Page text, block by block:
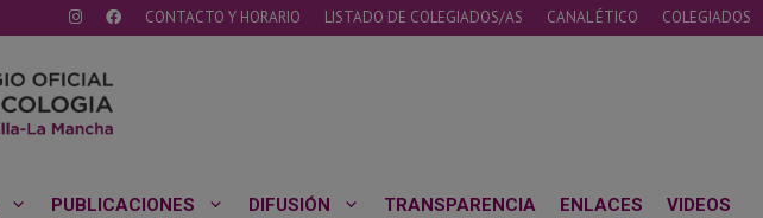
CONTACTO Y HORARIO LISTADO DE COLEGIADOS/AS CANAL ÉTICO COLEGIADOS
PUBLICACIONES DIFUSIÓN TRANSPARENCIA ENLACES VIDEOS